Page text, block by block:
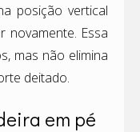
posição vertical
novamente. Essa
mas não elimina
deitado.
em pé